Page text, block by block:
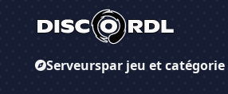
Serveurspar jeu et catégorie